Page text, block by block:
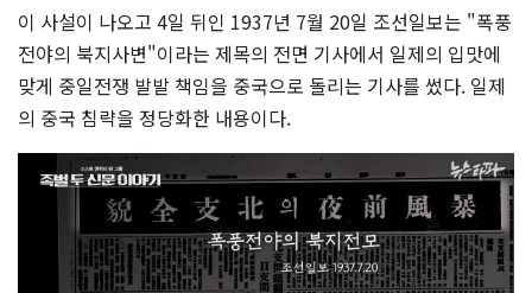
이 사설이 나오고 4일 뒤인 1937년 7월 20일 조선일보는 "폭풍
전야의 북지사변"이라는 제목의 전면 기사에서 일제의 입맛에
맞게 중일전쟁 발발 책임을 중국으로 돌리는 기사를 썼다. 일제
의 중국 침략을 정당화한 내용이다.